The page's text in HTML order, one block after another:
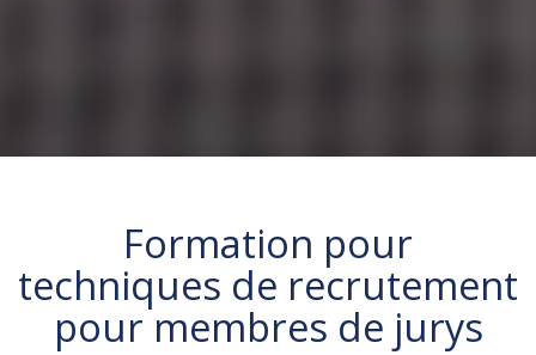
Formation pour
techniques de recrutement
pour membres de jurys